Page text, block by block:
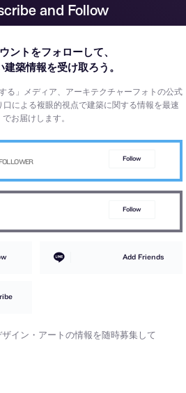
and Follow
ントをフォローして、
建築情報を受け取ろう。
る」メディア、アーキテクチャーフォトの公式
口による複眼的視点で建築に関する情報を最速
でお届けします。
Follow
Follow
Add Friends
イン・アートの情報を随時募集して